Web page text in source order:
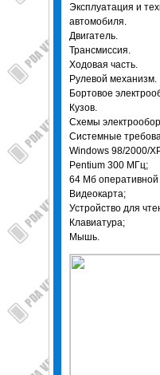
Эксплуатация и
автомобиля.
Двигатель.
Трансмиссия.
Ходовая часть.
Рулевой механизм.
Бортовое
Кузов.
Схемы
Системные
Windows 98/2000/
Pentium 300 МГц;
64 Мб оперативной
Видеокарта;
Устройство для
Клавиатура;
Мышь.